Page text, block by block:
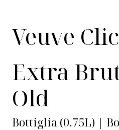
Veuve
Extra
Old
Bottiglia (0.75L) |